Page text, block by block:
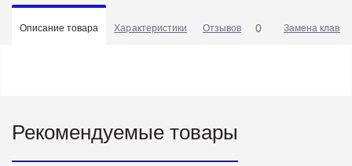
Описание товара Характеристики Отзывов 0 Замена
Рекомендуемые товары